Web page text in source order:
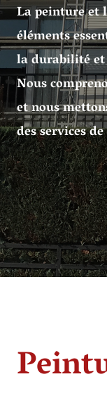
La peinture et
éléments
la durabilité
Nous
et nous
des services